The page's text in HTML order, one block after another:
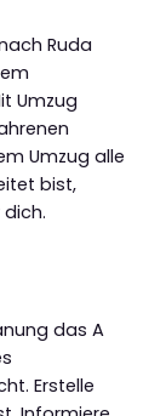
Ruda
Umzug
Umzug alle
bist,
das A
Erstelle